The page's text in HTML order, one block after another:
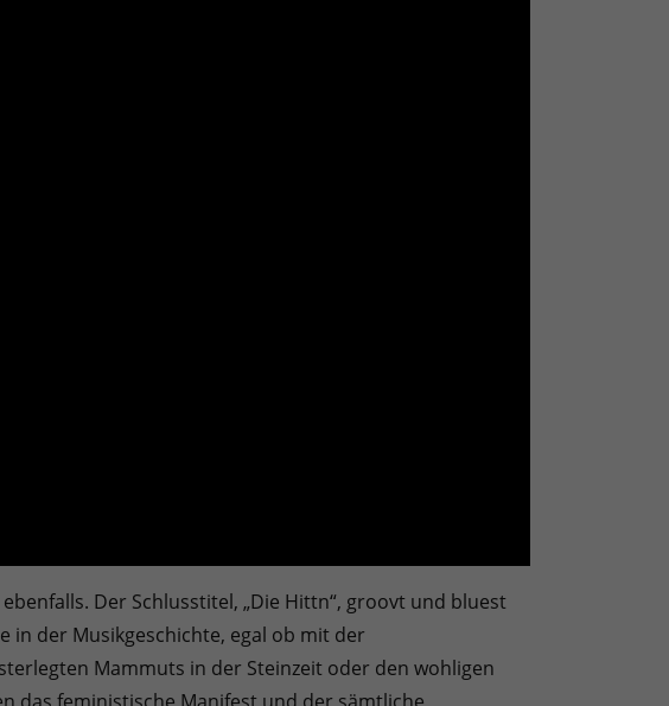
Der Schlusstitel, „Die Hittn“, groovt und bluest
der Musikgeschichte, egal ob mit der
Mammuts in der Steinzeit oder den wohligen